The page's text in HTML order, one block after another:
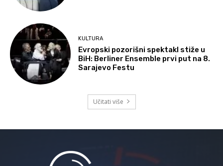
KULTURA
Evropski pozorišni spektakl stiže u
BiH: Berliner Ensemble prvi put na 8.
Sarajevo Festu
Učitati više